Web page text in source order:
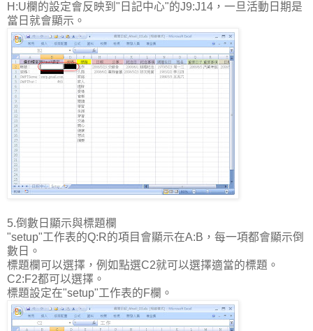
H:U欄的設定會反映到"日記中心"的J9:J14，一旦活動日期是
當日就會顯示。
5.倒數日顯示與標題欄
"setup"工作表的Q:R的項目會顯示在A:B，每一項都會顯示倒
數日。
標題欄可以選擇，例如點選C2就可以選擇適當的標題。
C2:F2都可以選擇。
標題設定在"setup"工作表的F欄。